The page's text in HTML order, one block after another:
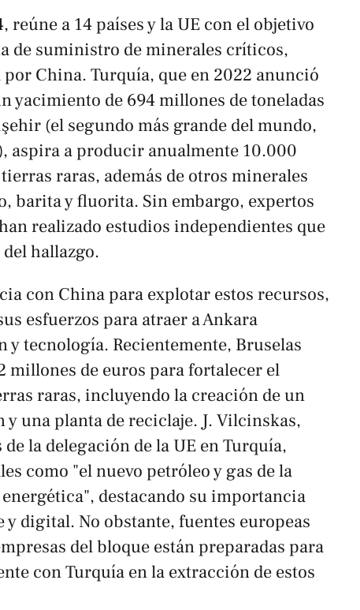
reúne a 14 países y la UE con el objetivo
de suministro de minerales críticos,
China. Turquía, que en 2022 anunció
yacimiento de 694 millones de toneladas
(el segundo más grande del mundo,
aspira a producir anualmente 10.000
raras, además de otros minerales
barita y fluorita. Sin embargo, expertos
realizado estudios independientes que
hallazgo.
con China para explotar estos recursos,
esfuerzos para atraer a Ankara
tecnología. Recientemente, Bruselas
millones de euros para fortalecer el
raras, incluyendo la creación de un
una planta de reciclaje. J. Vilcinskas,
la delegación de la UE en Turquía,
como "el nuevo petróleo y gas de la
destacando su importancia
y digital. No obstante, fuentes europeas
del bloque están preparadas para
con Turquía en la extracción de estos